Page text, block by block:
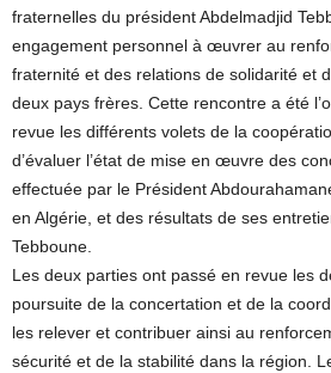
fraternelles du président Abdelmadjid
engagement personnel à œuvrer au
fraternité et des relations de solidarité et
deux pays frères. Cette rencontre a été
revue les différents volets de la
d’évaluer l’état de mise en œuvre des
effectuée par le Président
en Algérie, et des résultats de ses
Tebboune.
Les deux parties ont passé en revue les
poursuite de la concertation et de la
les relever et contribuer ainsi au
sécurité et de la stabilité dans la région.